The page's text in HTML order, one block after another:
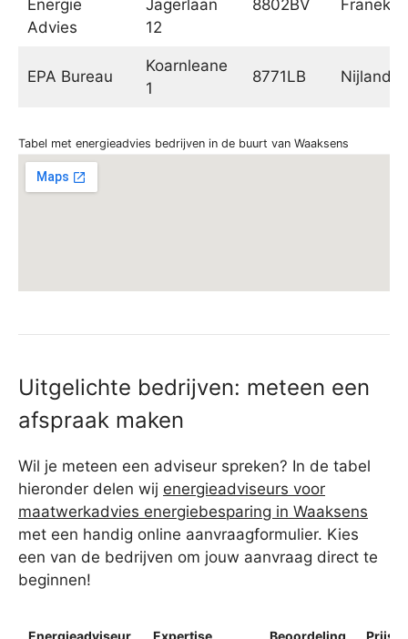
Energie
Advies
Jagerlaan
12
8802BV Franeker
EPA Bureau
Koarnleane
1
8771LB Nijland
Tabel met energieadvies bedrijven in de buurt van Waaksens
Uitgelichte bedrijven: meteen een
afspraak maken
Wil je meteen een adviseur spreken? In de tabel
hieronder delen wij energieadviseurs voor
maatwerkadvies energiebesparing in Waaksens
met een handig online aanvraagformulier. Kies
een van de bedrijven om jouw aanvraag direct te
beginnen!
Energieadviseur Expertise Beoordeling